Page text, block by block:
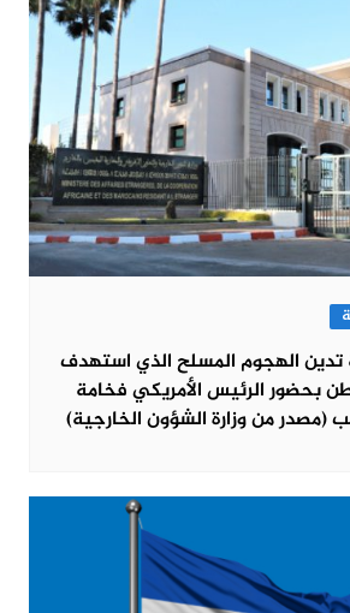
تدين الهجوم المسلح الذي استهدف
بحضور الرئيس الأمريكي فخامة
(مصدر من وزارة الشؤون الخارجية)